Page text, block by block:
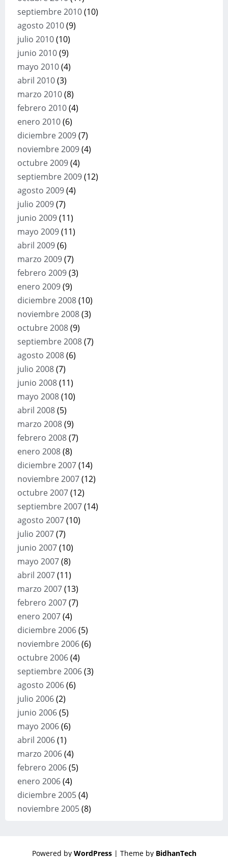
septiembre 2010(10)
agosto 2010(9)
julio 2010(10)
junio 2010(9)
mayo 2010(4)
abril 2010(3)
marzo 2010(8)
febrero 2010(4)
enero 2010(6)
diciembre 2009(7)
noviembre 2009(4)
octubre 2009(4)
septiembre 2009(12)
agosto 2009(4)
julio 2009(7)
junio 2009(11)
mayo 2009(11)
abril 2009(6)
marzo 2009(7)
febrero 2009(3)
enero 2009(9)
diciembre 2008(10)
noviembre 2008(3)
octubre 2008(9)
septiembre 2008(7)
agosto 2008(6)
julio 2008(7)
junio 2008(11)
mayo 2008(10)
abril 2008(5)
marzo 2008(9)
febrero 2008(7)
enero 2008(8)
diciembre 2007(14)
noviembre 2007(12)
octubre 2007(12)
septiembre 2007(14)
agosto 2007(10)
julio 2007(7)
junio 2007(10)
mayo 2007(8)
abril 2007(11)
marzo 2007(13)
febrero 2007(7)
enero 2007(4)
diciembre 2006(5)
noviembre 2006(6)
octubre 2006(4)
septiembre 2006(3)
agosto 2006(6)
julio 2006(2)
junio 2006(5)
mayo 2006(6)
abril 2006(1)
marzo 2006(4)
febrero 2006(5)
enero 2006(4)
diciembre 2005(4)
noviembre 2005(8)
Powered by WordPress | Theme by BidhanTech